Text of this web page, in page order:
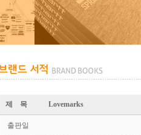
제 목 Lovemarks
출판일